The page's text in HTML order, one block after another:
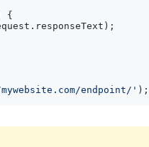
{
. responseText ) ;
endpoint/' ) ;